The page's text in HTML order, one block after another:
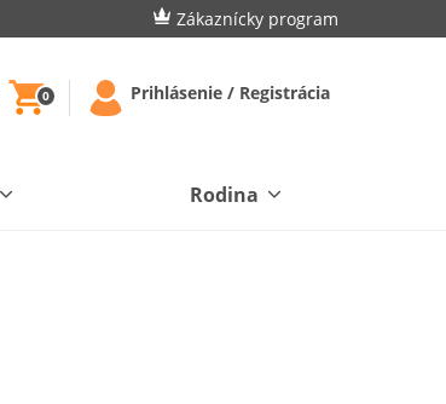
Zákaznícky program
0 Prihlásenie / Registrácia
Rodina